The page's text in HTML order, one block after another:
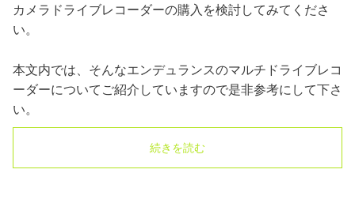
カメラドライブレコーダーの購入を検討してみてくださ
い。
本文内では、そんなエンデュランスのマルチドライブレコ
ーダーについてご紹介していますので是非参考にして下さ
い。
続きを読む